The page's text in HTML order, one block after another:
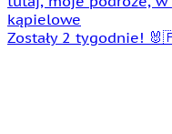
Zostały 2 tygodnie!